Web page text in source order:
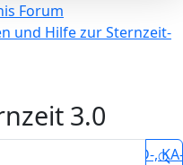
Forum
und Hilfe zur Sternzeit-
3.0